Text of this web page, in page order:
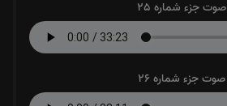
صوت جزء شماره 25
صوت جزء شماره 26